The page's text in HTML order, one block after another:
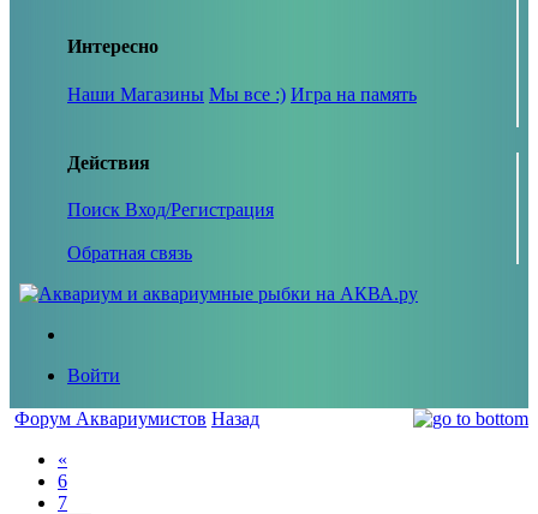
Интересно
Наши Магазины Мы все :) Игра на память
Действия
Поиск Вход/Регистрация
Обратная связь
Войти
Форум Аквариумистов Назад
«
6
7